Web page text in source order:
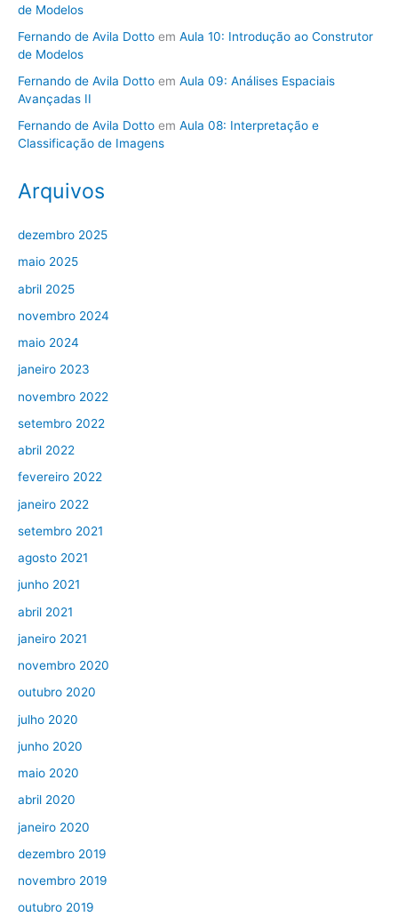
de Modelos
Fernando de Avila Dotto em Aula 10: Introdução ao Construtor
de Modelos
Fernando de Avila Dotto em Aula 09: Análises Espaciais
Avançadas II
Fernando de Avila Dotto em Aula 08: Interpretação e
Classificação de Imagens
Arquivos
dezembro 2025
maio 2025
abril 2025
novembro 2024
maio 2024
janeiro 2023
novembro 2022
setembro 2022
abril 2022
fevereiro 2022
janeiro 2022
setembro 2021
agosto 2021
junho 2021
abril 2021
janeiro 2021
novembro 2020
outubro 2020
julho 2020
junho 2020
maio 2020
abril 2020
janeiro 2020
dezembro 2019
novembro 2019
outubro 2019